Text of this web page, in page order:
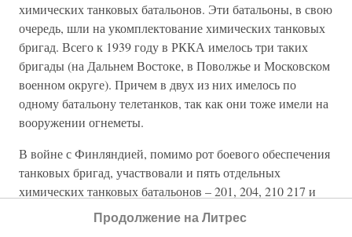
химических танковых батальонов. Эти батальоны, в свою
очередь, шли на укомплектование химических танковых
бригад. Всего к 1939 году в РККА имелось три таких
бригады (на Дальнем Востоке, в Поволжье и Московском
военном округе). Причем в двух из них имелось по
одному батальону телетанков, так как они тоже имели на
вооружении огнеметы.
В войне с Финляндией, помимо рот боевого обеспечения
танковых бригад, участвовали и пять отдельных
химических танковых батальонов – 201, 204, 210 217 и
218-й – из состава 30 и 36-й танковых бригад. Во время
боевых действий химические танки оказались очень
Продолжение на Литрес